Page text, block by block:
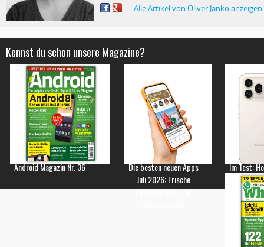
Alle Artikel von Oliver Janko anzeigen
Kennst du schon unsere Magazine?
Android Magazin Nr. 36
Die besten neuen Apps
Juli 2026: Frische
Empfehlungen für
Im Test: